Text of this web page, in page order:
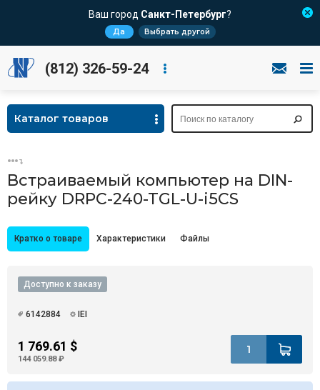
Ваш город Санкт-Петербург?
Да Выбрать другой
(812) 326-59-24
Каталог товаров
Встраиваемый компьютер на DIN-
рейку DRPC-240-TGL-U-i5CS
Кратко о товаре Характеристики Файлы
Доступно к заказу
6142884 IEI
1 769.61 $
144 059.88 ₽